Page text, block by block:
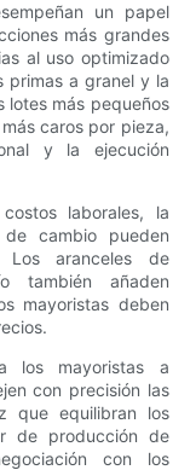
un papel
más grandes
al uso optimizado
primas a granel y la
lotes más pequeños
caros por pieza,
y la ejecución
laborales, la
cambio pueden
aranceles de
también añaden
mayoristas deben
los mayoristas a
con precisión las
que equilibran los
de producción de
con los